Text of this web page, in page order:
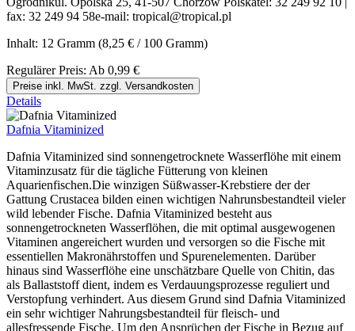
fax: 32 249 94 58e-mail: tropical@tropical.pl
Inhalt: 12 Gramm (8,25 € / 100 Gramm)
Regulärer Preis: Ab 0,99 €
Preise inkl. MwSt. zzgl. Versandkosten
Details
Dafnia Vitaminized
Dafnia Vitaminized sind sonnengetrocknete Wasserflöhe mit einem
Vitaminzusatz für die tägliche Fütterung von kleinen
Aquarienfischen.Die winzigen Süßwasser-Krebstiere der der
Gattung Crustacea bilden einen wichtigen Nahrunsbestandteil vieler
wild lebender Fische. Dafnia Vitaminized besteht aus
sonnengetrockneten Wasserflöhen, die mit optimal ausgewogenen
Vitaminen angereichert wurden und versorgen so die Fische mit
essentiellen Makronährstoffen und Spurenelementen. Darüber
hinaus sind Wasserflöhe eine unschätzbare Quelle von Chitin, das
als Ballaststoff dient, indem es Verdauungsprozesse reguliert und
Verstopfung verhindert. Aus diesem Grund sind Dafnia Vitaminized
ein sehr wichtiger Nahrungsbestandteil für fleisch- und
allesfressende Fische. Um den Ansprüchen der Fische in Bezug auf